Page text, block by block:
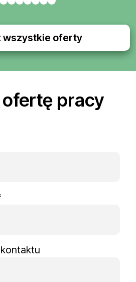
wszystkie oferty
pracy